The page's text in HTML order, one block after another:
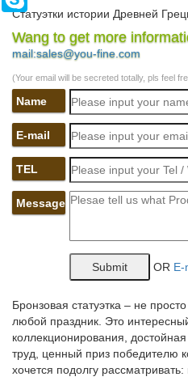
Статуэтки истории Древней
Мраморные статуэтки греческих
самым низким ценам.Статуэтки
корзину. Корзина
преобразить комнату и
мира, является статуэтка под…
Статуэтки греческих богов и
купить…
В нашем магазине подарков
богов и богинь древней
персонажей.Каждая такая
скульптуры.
Статуэтки богов в интернет-
Подарки и сувениры.Товары
символов. Собака – символ
Цена товара. от руб.
Статуэтки Богов под бронзу, с
Wang to get more
mail:sales@you-fine.com
(Your email will be secreted totally, pls feel
Name
E-mail
TEL
Message
OR E-
Бронзовая статуэтка – не
любой праздник. Это
коллекционирования,
труд, ценный приз победителю
хочется подолгу